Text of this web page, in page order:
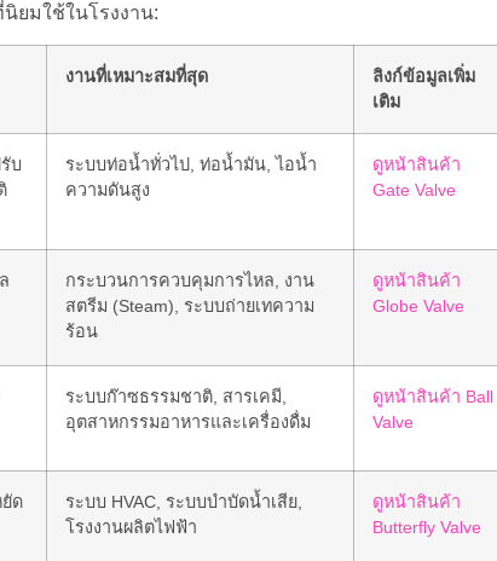
ยมใช้ในโรงงาน:
งานที่เหมาะสมที่สุด
ลิงก์ข้อมูลเพิ่ม
เติม
บ
ระบบท่อน้ำทั่วไป, ท่อน้ำมัน, ไอน้ำ
ความดันสูง
ดูหน้าสินค้า
Gate Valve
กระบวนการควบคุมการไหล, งาน
สตรีม (Steam), ระบบถ่ายเทความ
ร้อน
ดูหน้าสินค้า
Globe Valve
ระบบก๊าซธรรมชาติ, สารเคมี,
อุตสาหกรรมอาหารและเครื่องดื่ม
ดูหน้าสินค้า Ball
Valve
ด
ระบบ HVAC, ระบบบำบัดน้ำเสีย,
โรงงานผลิตไฟฟ้า
ดูหน้าสินค้า
Butterfly Valve